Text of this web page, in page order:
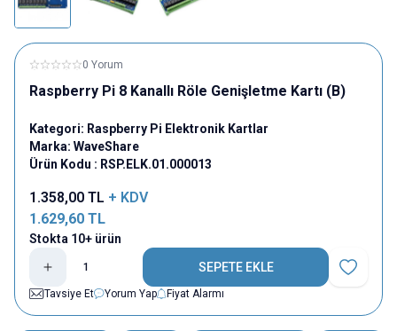
0 Yorum
Raspberry Pi 8 Kanallı Röle Genişletme Kartı (B)
Kategori: Raspberry Pi Elektronik Kartlar
Marka: WaveShare
Ürün Kodu : RSP.ELK.01.000013
1.358,00 TL + KDV
1.629,60 TL
Stokta 10+ ürün
SEPETE EKLE
Favoriye
Tavsiye Et
Yorum Yap Fiyat Alarmı